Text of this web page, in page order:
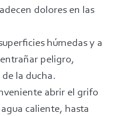
dolores en las
húmedas y a
peligro,
la ducha.
abrir el grifo
caliente, hasta